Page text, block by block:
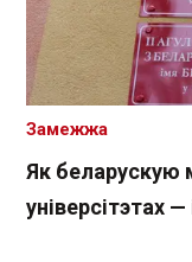
Як беларускую
універсітэтах
Замежжа